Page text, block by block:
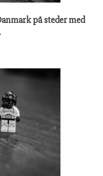
på steder med